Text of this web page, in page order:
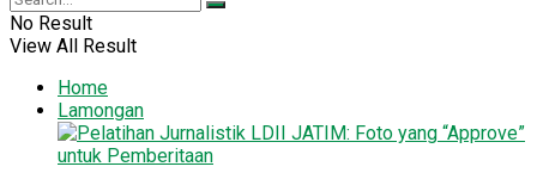
No Result
View All Result
Home
Lamongan